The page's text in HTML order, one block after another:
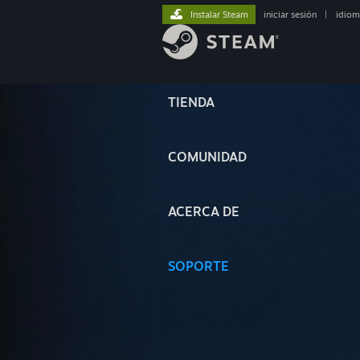
TIENDA
COMUNIDAD
ACERCA DE
SOPORTE
Instalar Steam iniciar sesión